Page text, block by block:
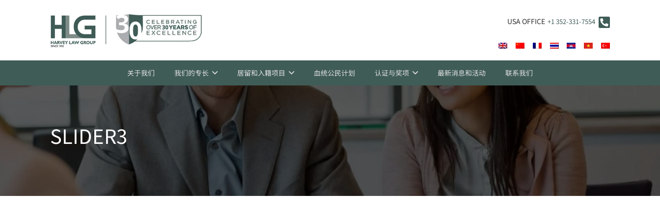
USA OFFICE +1 352-331-7554
关于我们 我们的专长 居留和入籍项目 血统公民计划 认证与奖项 最新消息和活动 联系我们
SLIDER3